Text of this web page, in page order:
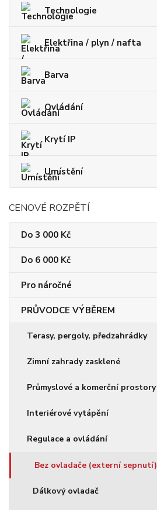
Technologie
Elektřina / plyn / nafta
Barva
Ovládání
Krytí IP
Umístění
CENOVÉ ROZPĚTÍ
Do 3 000 Kč
Do 6 000 Kč
Pro náročné
PRŮVODCE VÝBĚREM
Terasy, pergoly, předzahrádky
Zimní zahrady zasklené
Průmyslové a komerční prostory
Interiérové vytápění
Regulace a ovládání
Bez ovladače (externí sepnutí)
Dálkový ovladač